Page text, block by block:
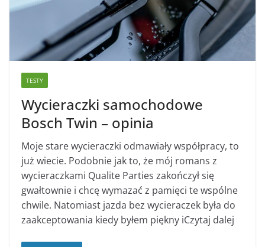
TESTY
Wycieraczki samochodowe
Bosch Twin – opinia
Moje stare wycieraczki odmawiały współpracy, to
już wiecie. Podobnie jak to, że mój romans z
wycieraczkami Qualite Parties zakończył się
gwałtownie i chcę wymazać z pamięci te wspólne
chwile. Natomiast jazda bez wycieraczek była do
zaakceptowania kiedy byłem piękny iCzytaj dalej